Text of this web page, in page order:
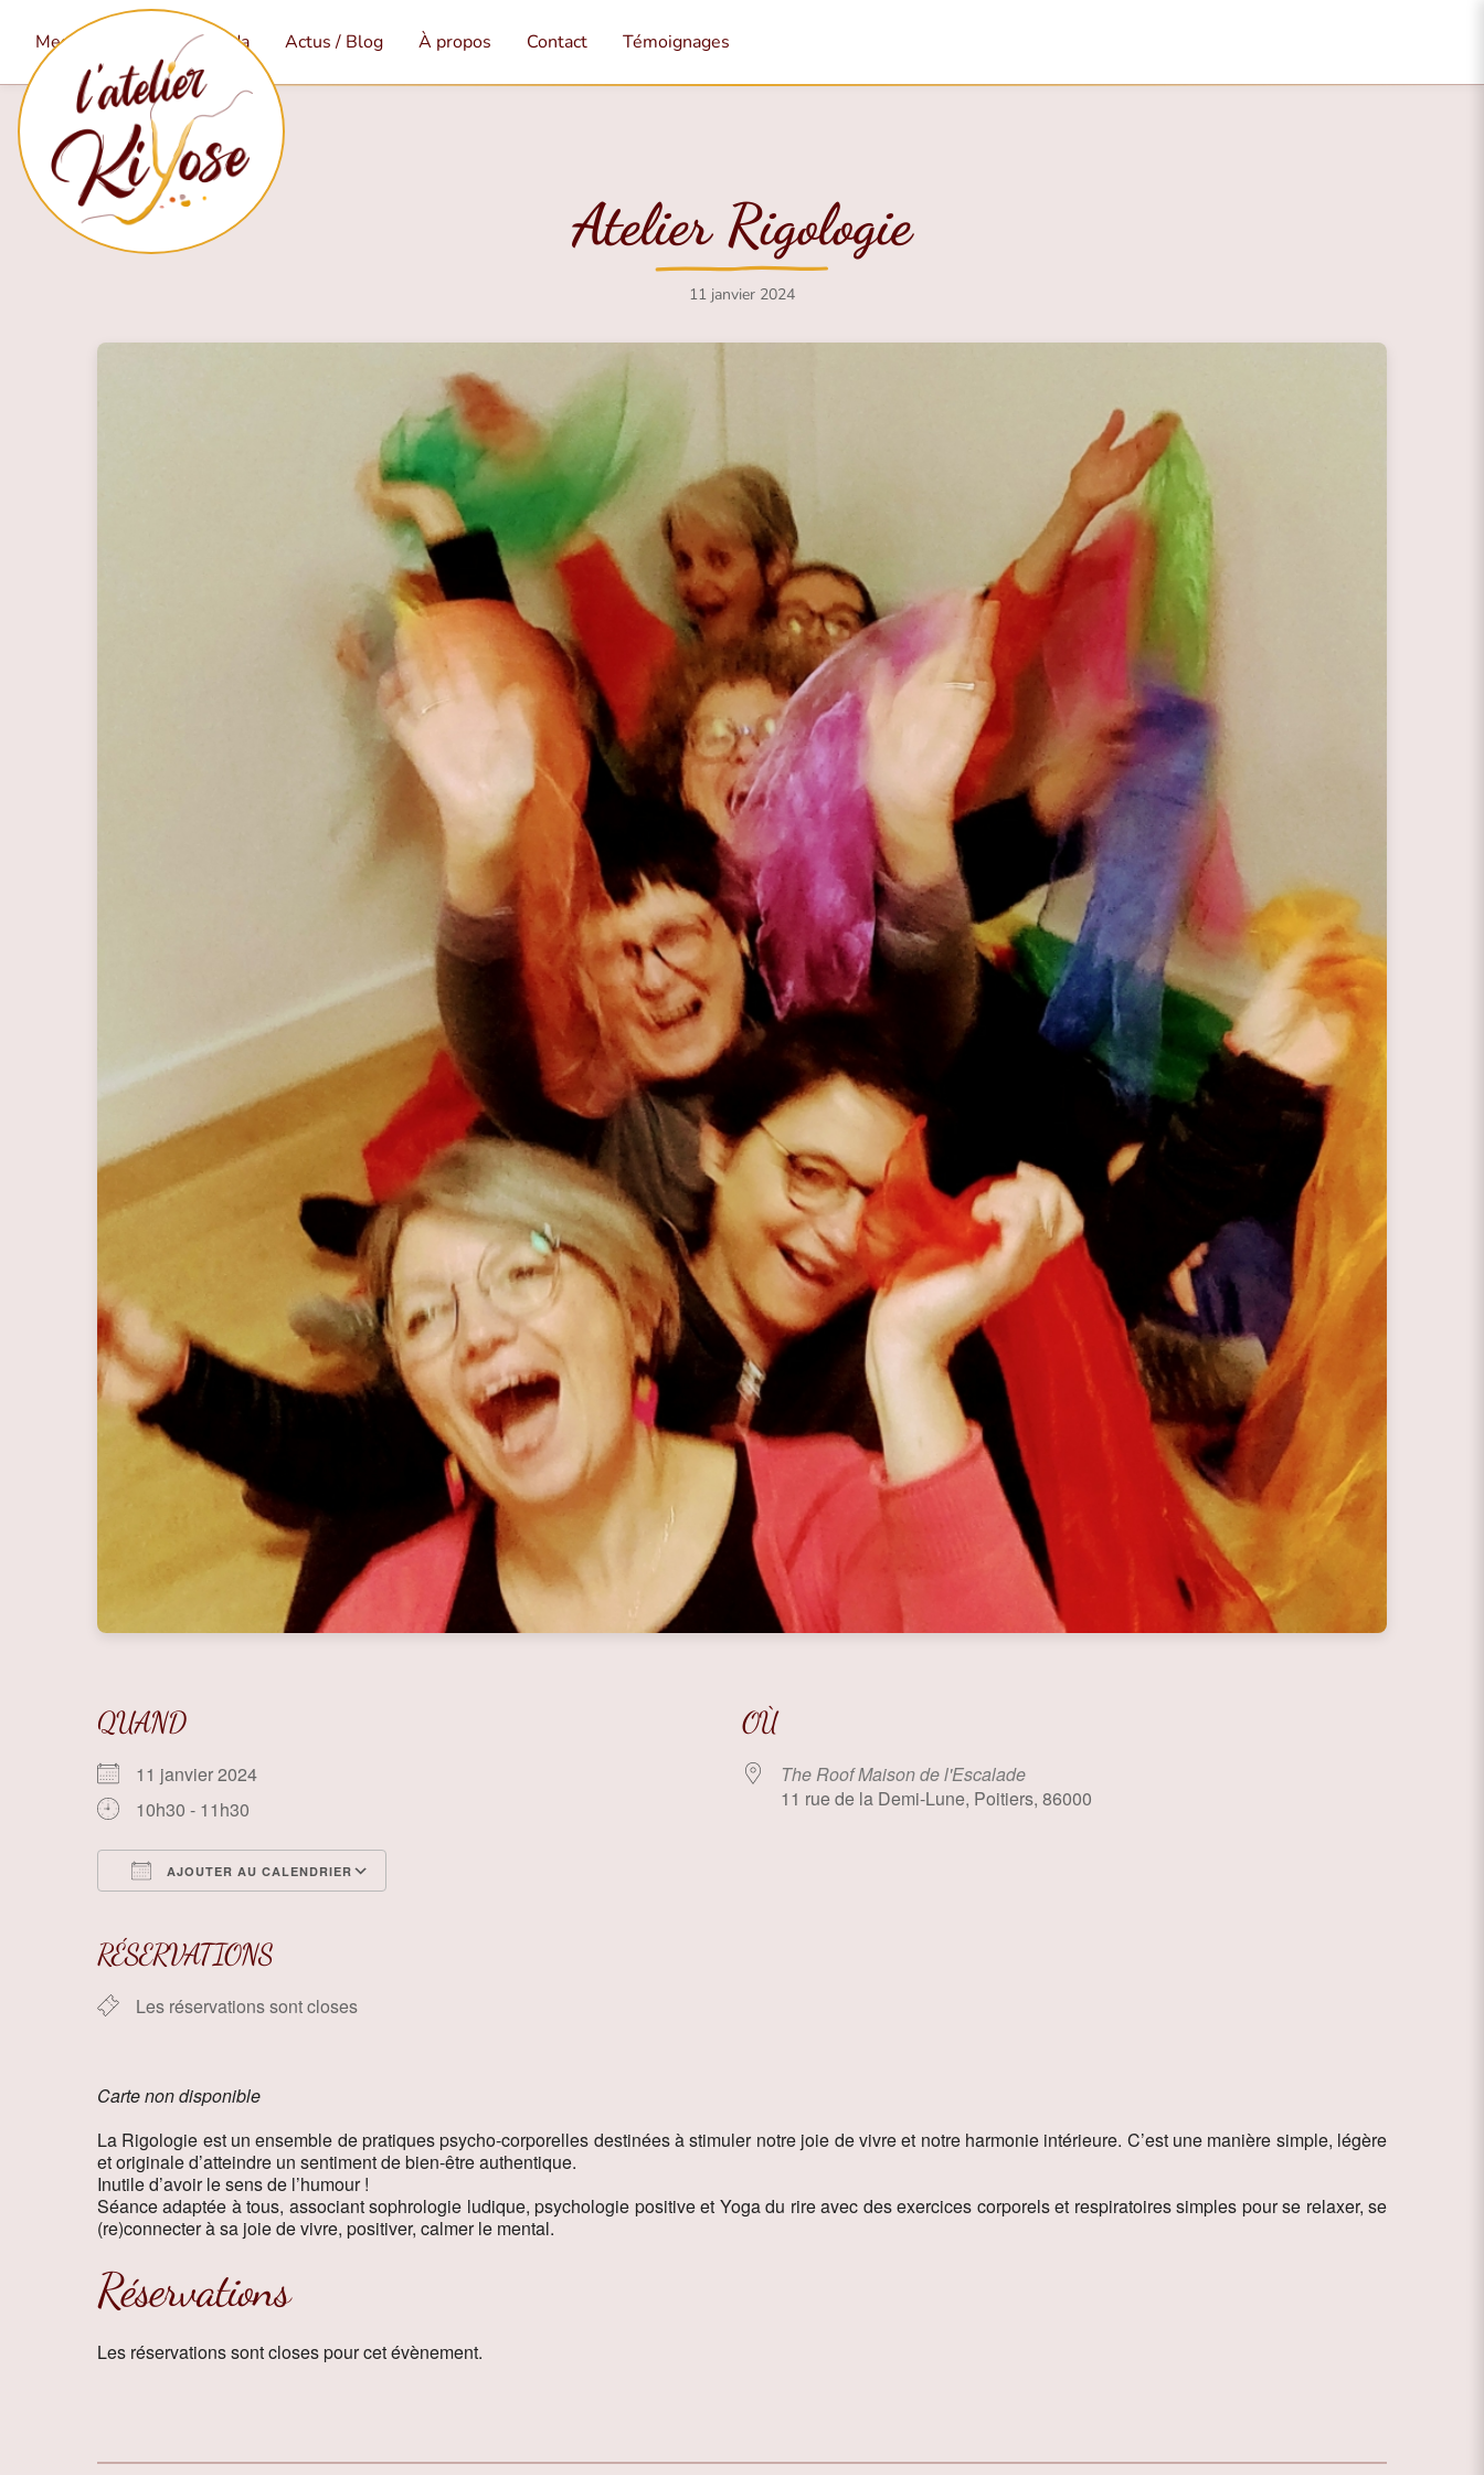
Mes services Agenda Actus / Blog À propos Contact Témoignages
Atelier Rigologie
11 janvier 2024
QUAND
11 janvier 2024
10h30 - 11h30
AJOUTER AU CALENDRIER
RÉSERVATIONS
Les réservations sont closes
OÙ
The Roof Maison de l'Escalade
11 rue de la Demi-Lune, Poitiers, 86000
Carte non disponible
La Rigologie est un ensemble de pratiques psycho-corporelles destinées à stimuler notre joie de vivre et notre harmonie intérieure. C’est une manière simple, légère
et originale d’atteindre un sentiment de bien-être authentique.
Inutile d’avoir le sens de l’humour !
Séance adaptée à tous, associant sophrologie ludique, psychologie positive et Yoga du rire avec des exercices corporels et respiratoires simples pour se relaxer, se
(re)connecter à sa joie de vivre, positiver, calmer le mental.
Réservations
Les réservations sont closes pour cet évènement.